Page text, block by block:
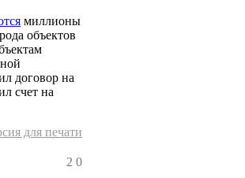
миллионы
объектов
договор на
счет на
для печати
2 0